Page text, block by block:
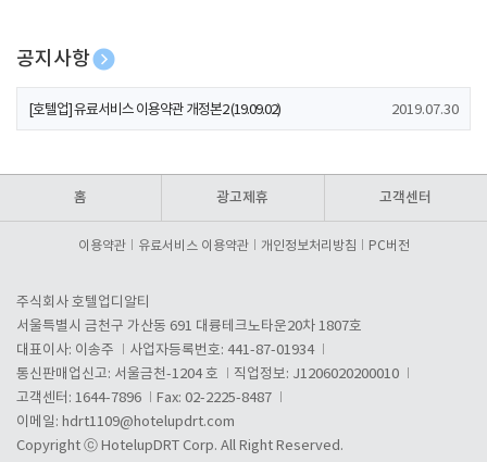
공지사항
[호텔업] 개인정보 처리방침 개정본1 (19.09.02)
[호텔업] 유료서비스 이용약관 개정본2 (19.09.02) 2019.07.30
홈 광고제휴 고객센터
이용약관 유료서비스 이용약관 개인정보처리방침 PC버전
주식회사 호텔업디알티
서울특별시 금천구 가산동 691 대륭테크노타운20차 1807호
대표이사: 이송주
사업자등록번호: 441-87-01934
통신판매업신고: 서울금천-1204 호
직업정보: J1206020200010
고객센터: 1644-7896
Fax: 02-2225-8487
이메일: hdrt1109@hotelupdrt.com
Copyright ⓒ HotelupDRT Corp. All Right Reserved.